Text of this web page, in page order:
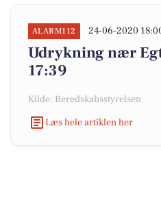
ALARM112 24-06-2020
Udrykning nær
17:39
Kilde: Beredskabsstyrelsen
Læs hele artiklen her